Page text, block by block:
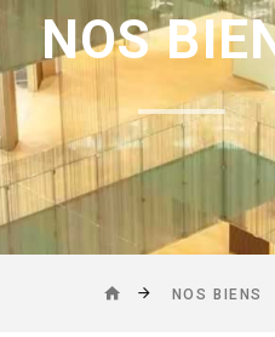
NOS
NOS BIENS